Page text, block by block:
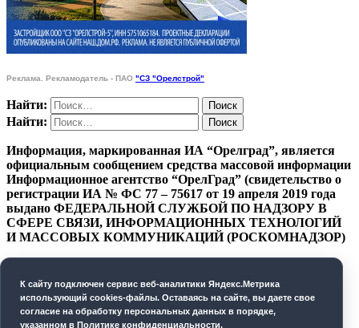
Реклама. Рекламодатель - ПАО "СЗ "Орелстрой"
Найти:
Найти:
Информация, маркированная ИА “Орелград”, является
официальным сообщением средства массовой информации
Информационное агентство “ОрелГрад” (свидетельство о
регистрации ИА № ФС 77 – 75617 от 19 апреля 2019 года
выдано ФЕДЕРАЛЬНОЙ СЛУЖБОЙ ПО НАДЗОРУ В
СФЕРЕ СВЯЗИ, ИНФОРМАЦИОННЫХ ТЕХНОЛОГИЙ
И МАССОВЫХ КОММУНИКАЦИЙ (РОСКОМНАДЗОР)
СОГЛАСИЕ НА ОБРАБОТКУ ПЕРСОНАЛЬНЫХ
ДАННЫХ
К cайту подключен сервис веб-аналитики Яндекс.Метрика
использующий cookies-файлы. Оставаясь на сайте, вы даете свое
согласие на обработку персональных данных в порядке,
указанном в Политике конфиденциальности.